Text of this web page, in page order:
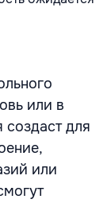
или в
создаст для
или